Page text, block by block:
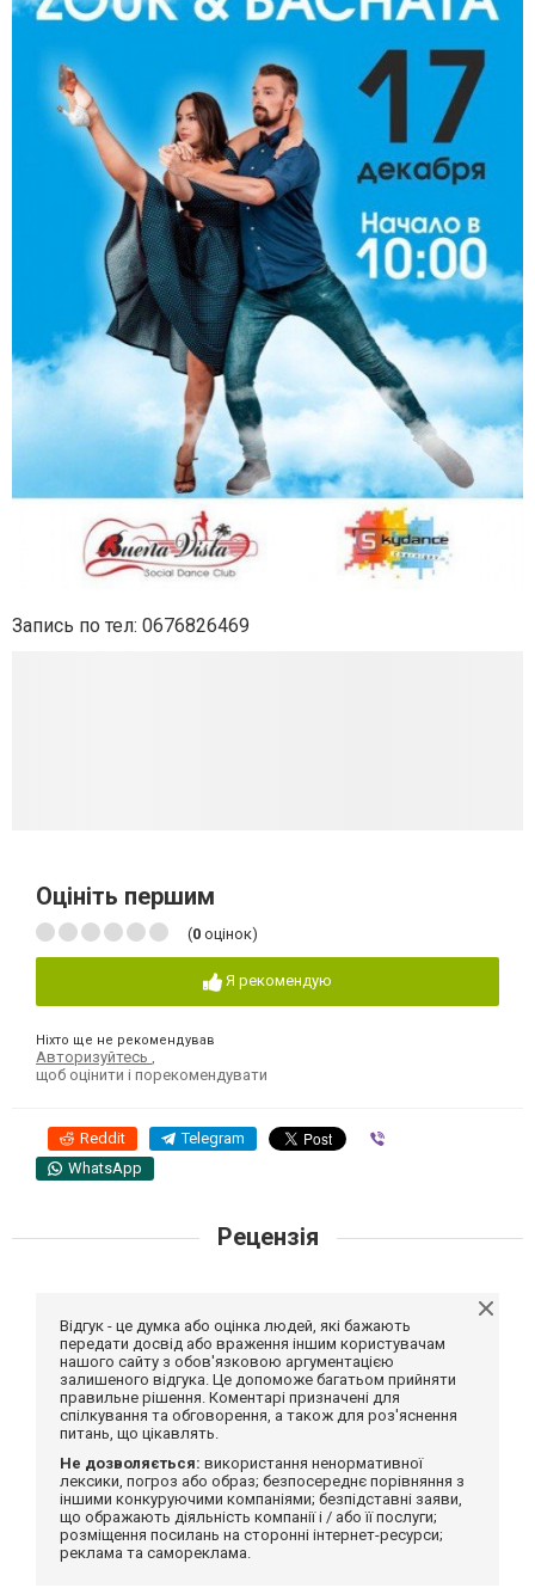
Запись по тел: 0676826469
Оцініть першим
(0 оцінок)
Я рекомендую
Ніхто ще не рекомендував
Авторизуйтесь
щоб оцінити і порекомендувати
Reddit Telegram
WhatsApp
Рецензія
Відгук - це думка або оцінка людей, які бажають
передати досвід або враження іншим користувачам
нашого сайту з обов'язковою аргументацією
залишеного відгука. Це допоможе багатьом прийняти
правильне рішення. Коментарі призначені для
спілкування та обговорення, а також для роз'яснення
питань, що цікавлять.
Не дозволяється: використання ненормативної
лексики, погроз або образ; безпосереднє порівняння з
іншими конкуруючими компаніями; безпідставні заяви,
що ображають діяльність компанії і / або її послуги;
розміщення посилань на сторонні інтернет-ресурси;
реклама та самореклама.